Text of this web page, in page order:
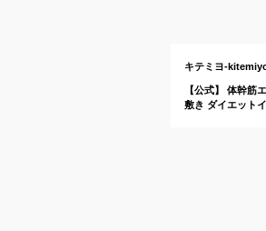
キテミヨ-
【公式】 体幹筋
敷き ダイエット